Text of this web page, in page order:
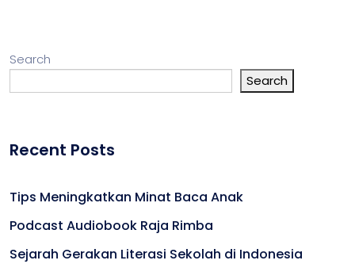
Search
Search
Recent Posts
Tips Meningkatkan Minat Baca Anak
Podcast Audiobook Raja Rimba
Sejarah Gerakan Literasi Sekolah di Indonesia